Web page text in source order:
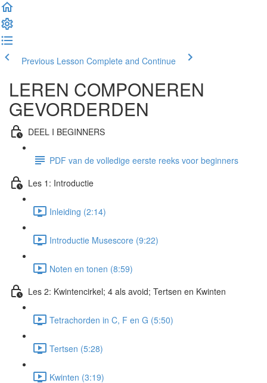
Previous Lesson Complete and Continue
LEREN COMPONEREN
GEVORDERDEN
DEEL I BEGINNERS
PDF van de volledige eerste reeks voor beginners
Les 1: Introductie
Inleiding (2:14)
Introductie Musescore (9:22)
Noten en tonen (8:59)
Les 2: Kwintencirkel; 4 als avoid; Tertsen en Kwinten
Tetrachorden in C, F en G (5:50)
Tertsen (5:28)
Kwinten (3:19)